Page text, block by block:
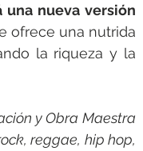
nueva versión
ofrece una nutrida
la riqueza y la
y Obra Maestra
reggae, hip hop,